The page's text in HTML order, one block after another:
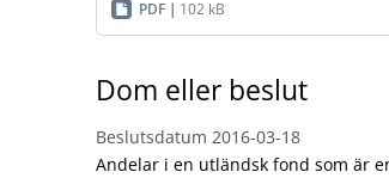
PDF 102 kB
Dom eller beslut
Beslutsdatum 2016-03-18
Andelar i en utländsk fond som är